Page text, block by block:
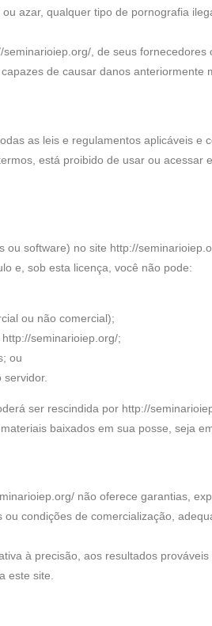
azar, qualquer tipo de pornografia
, de seus
de causar danos anteriormente
as leis e regulamentos aplicáveis e
está proibido de usar ou acessar
software) no site http://
e, sob esta licença, você não pode:
ou não comercial);
seminarioiep.org/;
ou
ser rescindida por http://
baixados em sua posse, seja
não oferece garantias,
condições de comercialização,
à precisão, aos resultados
este site.